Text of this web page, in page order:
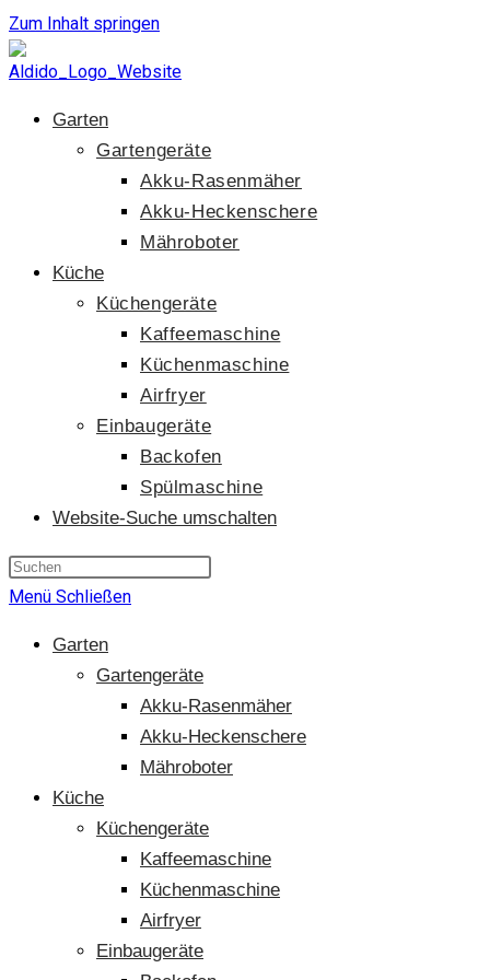
Zum Inhalt springen
Garten
Gartengeräte
Akku-Rasenmäher
Akku-Heckenschere
Mähroboter
Küche
Küchengeräte
Kaffeemaschine
Küchenmaschine
Airfryer
Einbaugeräte
Backofen
Spülmaschine
Website-Suche umschalten
Menü Schließen
Garten
Gartengeräte
Akku-Rasenmäher
Akku-Heckenschere
Mähroboter
Küche
Küchengeräte
Kaffeemaschine
Küchenmaschine
Airfryer
Einbaugeräte